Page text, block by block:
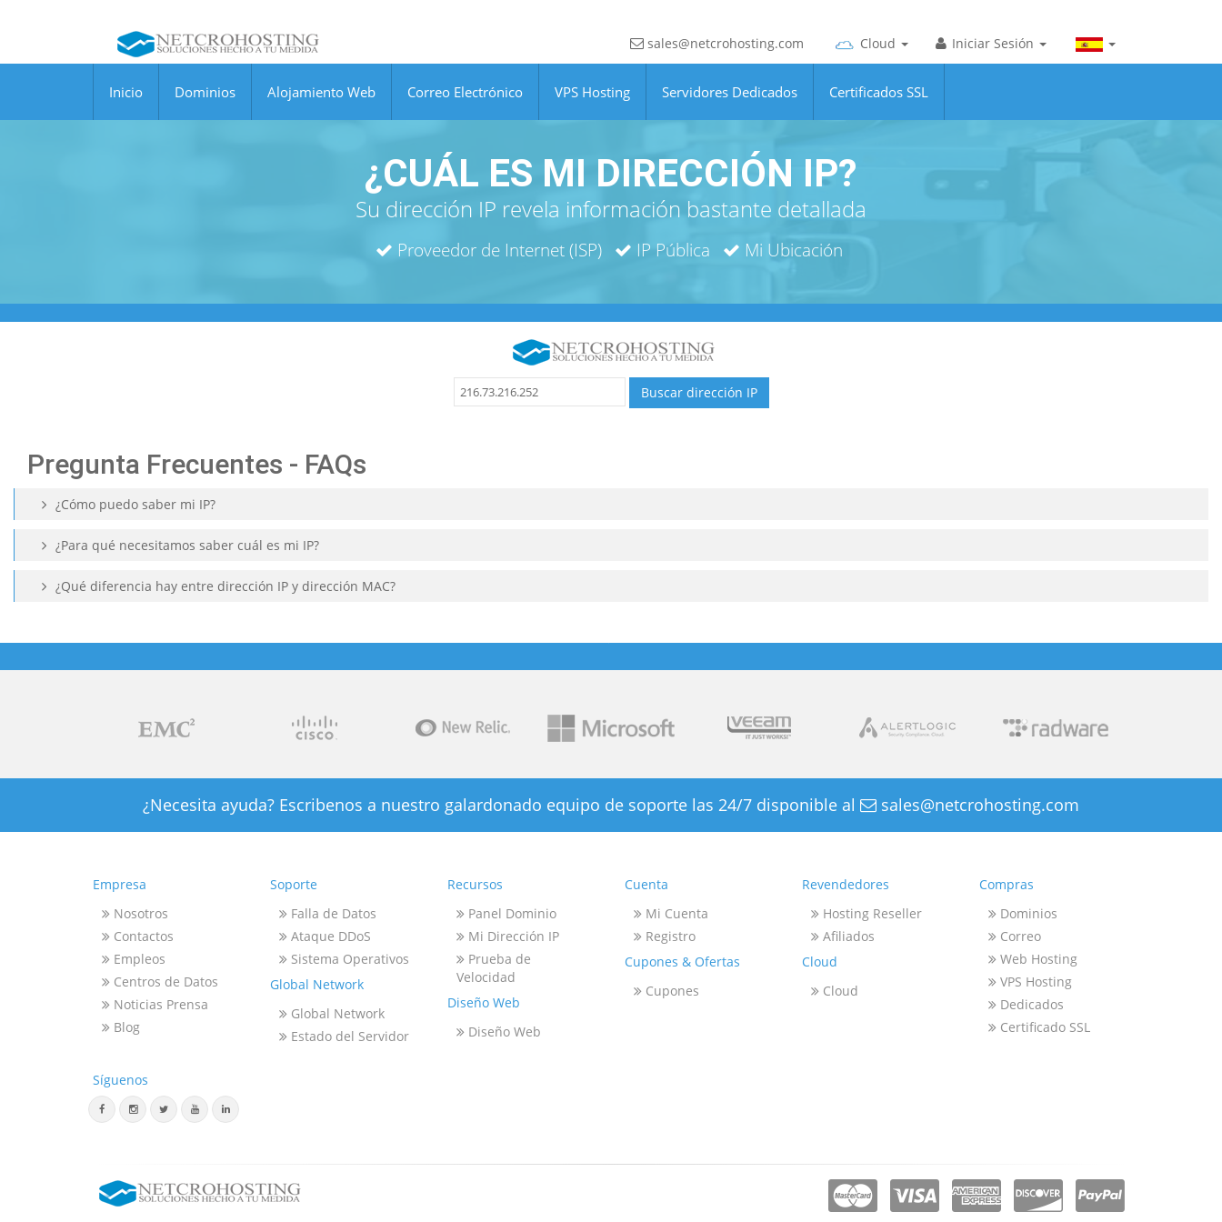
sales@netcrohosting.com Iniciar Sesión
Cloud
Inicio Dominios Alojamiento Web Correo Electrónico VPS Hosting Servidores Dedicados Certificados SSL
¿CUÁL ES MI DIRECCIÓN IP?
Su dirección IP revela información bastante detallada
Proveedor de Internet (ISP) IP Pública Mi Ubicación
Pregunta Frecuentes - FAQs
¿Cómo puedo saber mi IP?
¿Para qué necesitamos saber cuál es mi IP?
¿Qué diferencia hay entre dirección IP y dirección MAC?
¿Necesita ayuda? Escribenos a nuestro galardonado equipo de soporte las 24/7 disponible al sales@netcrohosting.com
Empresa
Nosotros
Contactos
Empleos
Centros de Datos
Noticias Prensa
Blog
Soporte
Falla de Datos
Ataque DDoS
Sistema Operativos
Global Network
Global Network
Estado del Servidor
Recursos
Panel Dominio
Mi Dirección IP
Prueba de
Velocidad
Diseño Web
Diseño Web
Cuenta
Mi Cuenta
Registro
Cupones & Ofertas
Cupones
Revendedores
Hosting Reseller
Afiliados
Cloud
Cloud
Compras
Dominios
Correo
Web Hosting
VPS Hosting
Dedicados
Certificado SSL
Síguenos